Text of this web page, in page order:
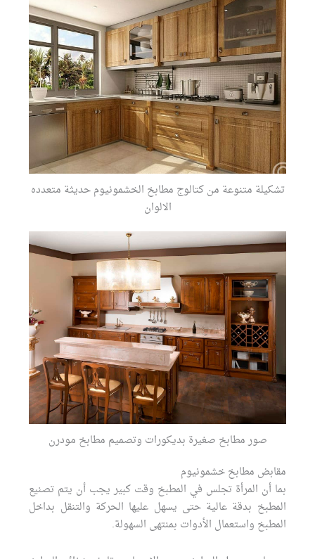
تشكيلة متنوعة من كتالوج مطابخ الخشمونيوم حديثة متعدده
الالوان
صور مطابخ صغيرة بديكورات وتصميم مطابخ مودرن
مقابض مطابخ خشمونيوم
بما أن المرأة تجلس في المطبخ وقت كبير يجب أن يتم تصنيع
المطبخ بدقة عالية حتى يسهل عليها الحركة والتنقل بداخل
المطبخ واستعمال الأدوات بمنتهى السهولة.